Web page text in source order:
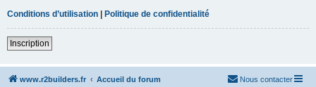
Conditions d’utilisation | Politique de confidentialité
Inscription
www.r2builders.fr Accueil du forum Nous contacter